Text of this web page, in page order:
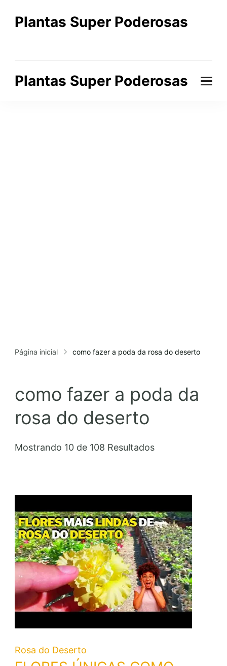
Plantas Super Poderosas
Plantas Super Poderosas
Página inicial como fazer a poda da rosa do deserto
como fazer a poda da
rosa do deserto
Mostrando 10 de 108 Resultados
Rosa do Deserto